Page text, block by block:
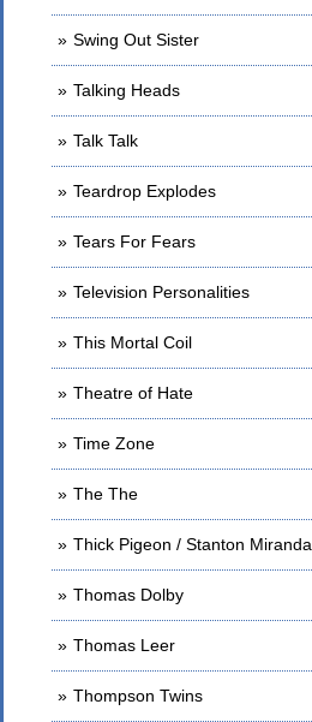
Swing Out Sister
Talking Heads
Talk Talk
Teardrop Explodes
Tears For Fears
Television Personalities
This Mortal Coil
Theatre of Hate
Time Zone
The The
Thick Pigeon / Stanton Miranda
Thomas Dolby
Thomas Leer
Thompson Twins